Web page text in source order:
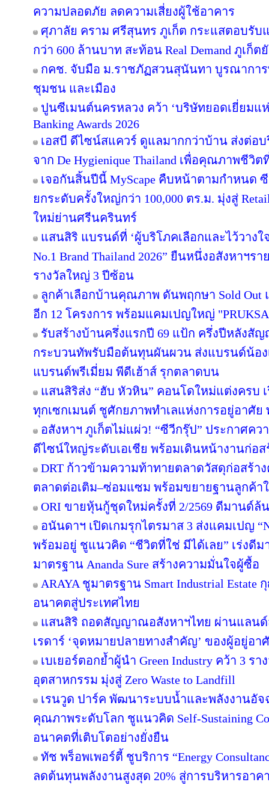
ความปลอดภัย ลดความเสี่ยงผู้ใช้อาคาร
ศุภาลัย คราม ศรีสุนทร ภูเก็ต กระแสตอบรับ
กว่า 600 ล้านบาท สะท้อน Real Demand ภูเก็ต
กคช. จับมือ ม.ราชภัฏสวนสุนันทา บูรณากา
ชุมชน และเมือง
ปูนซีเมนต์นครหลวง คว้า ‘บริษัทยอดเยี่ยมแห่
Banking Awards 2026
เอสบี ดีไซน์สแควร์ ดูแลมากกว่าบ้าน ส่งต่อ
จาก De Hygienique Thailand เพื่อคุณภาพชี
เจอกันสิ้นปีนี้ MyScape คืบหน้าตามกำหนด
ยกระดับครั้งใหญ่กว่า 100,000 ตร.ม. มุ่งสู่
ใหม่ย่านศรีนครินทร์
แสนสิริ แบรนด์ที่ ‘ผู้บริโภคเลือกและไว้วางใ
No.1 Brand Thailand 2026” ยืนหนึ่งอสังหาฯร
รางวัลใหญ่ 3 ปีซ้อน
ลูกค้าเลือกบ้านคุณภาพ ดันพฤกษา Sold Out
อีก 12 โครงการ พร้อมแคมเปญใหญ่ "PRUKSA
รับสร้างบ้านครึ่งแรกปี 69 แป้ก ครึ่งปีหลัง
กระบวนทัพรับมือต้นทุนผันผวน ส่งแบรนด์น้อง
แบรนด์พรีเมี่ยม พีดีเฮ้าส์ รุกตลาดบน
แสนสิริส่ง “ฮับ หัวหิน” คอนโดใหม่แต่งครบ
ทุกเซกเมนต์ ชูศักยภาพทำเลแห่งการอยู่อาศั
อสังหาฯ ภูเก็ตไม่แผ่ว! “ซีวีกรุ๊ป” ประกาศคว
ดีไซน์ใหญ่ระดับเอเชีย พร้อมเดินหน้างานก่อส
DRT ก้าวข้ามความท้าทายตลาดวัสดุก่อสร้า
ตลาดต่อเติม–ซ่อมแซม พร้อมขยายฐานลูกค้
ORI ขายหุ้นกู้ชุดใหม่ครั้งที่ 2/2569 ดีมานด์ล้
อนันดาฯ เปิดเกมรุกไตรมาส 3 ส่งแคมเปญ
พร้อมอยู่ ชูแนวคิด “ชีวิตที่ใช่ มีได้เลย” เร่งดี
มาตรฐาน Ananda Sure สร้างความมั่นใจผู้ซื้อ
ARAYA ชูมาตรฐาน Smart Industrial
อนาคตสู่ประเทศไทย
แสนสิริ ถอดสัญญาณอสังหาฯไทย ผ่านแลนด์
เรดาร์ ‘จุดหมายปลายทางสำคัญ’ ของผู้อยู่อ
เบเยอร์ตอกย้ำผู้นำ Green Industry คว้า 3 ร
อุตสาหกรรม มุ่งสู่ Zero Waste to Landfill
เรนวูด ปาร์ค พัฒนาระบบน้ำและพลังงานอั
คุณภาพระดับโลก ชูแนวคิด Self-Sustaining
อนาคตที่เติบโตอย่างยั่งยืน
ทัช พร็อพเพอร์ตี้ ชูบริการ “Energy
ลดต้นทุนพลังงานสูงสุด 20% สู่การบริหารอาค